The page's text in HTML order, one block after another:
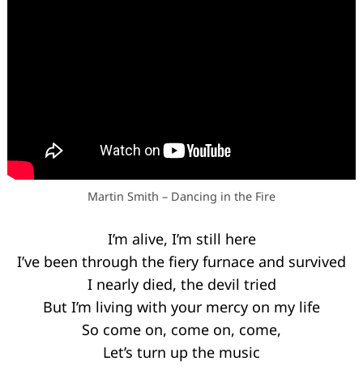
Martin Smith – Dancing in the Fire
I’m alive, I’m still here
I’ve been through the fiery furnace and survived
I nearly died, the devil tried
But I’m living with your mercy on my life
So come on, come on, come,
Let’s turn up the music